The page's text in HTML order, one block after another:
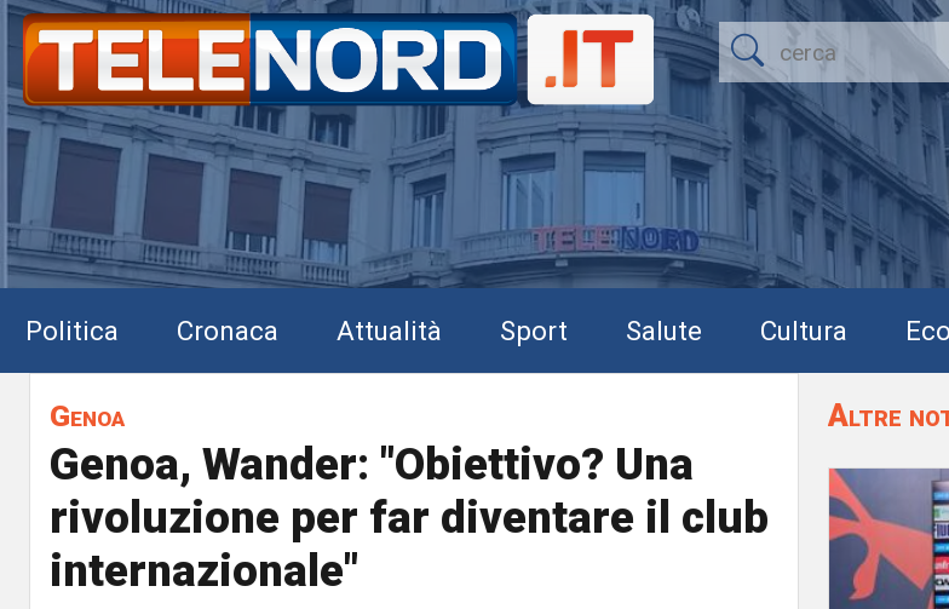
Politica Cronaca Attualità Sport Salute Cultura
Genoa
Genoa, Wander: "Obiettivo? Una
rivoluzione per far diventare il club
internazionale"
Altre